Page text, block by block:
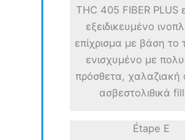
THC 405 FIBER PLUS
εξειδικευμένο
επίχρισμα με βάση το
ενισχυμένο με
πρόσθετα, χαλαζιακή
ασβεστολιθικά
Étape E